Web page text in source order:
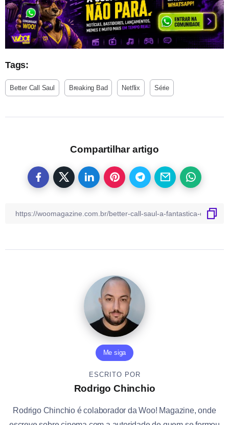
Tags:
Better Call Saul Breaking Bad Netflix Série
Compartilhar artigo
Me siga
ESCRITO POR
Rodrigo Chinchio
Rodrigo Chinchio é colaborador da Woo! Magazine, onde